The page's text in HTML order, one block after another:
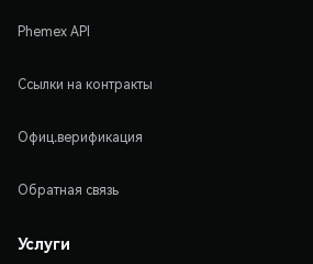
Phemex API
Ссылки на контракты
Офиц.верификация
Обратная связь
Услуги